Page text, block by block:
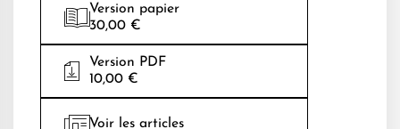
Version papier
30,00 €
Version PDF
10,00 €
Voir les articles